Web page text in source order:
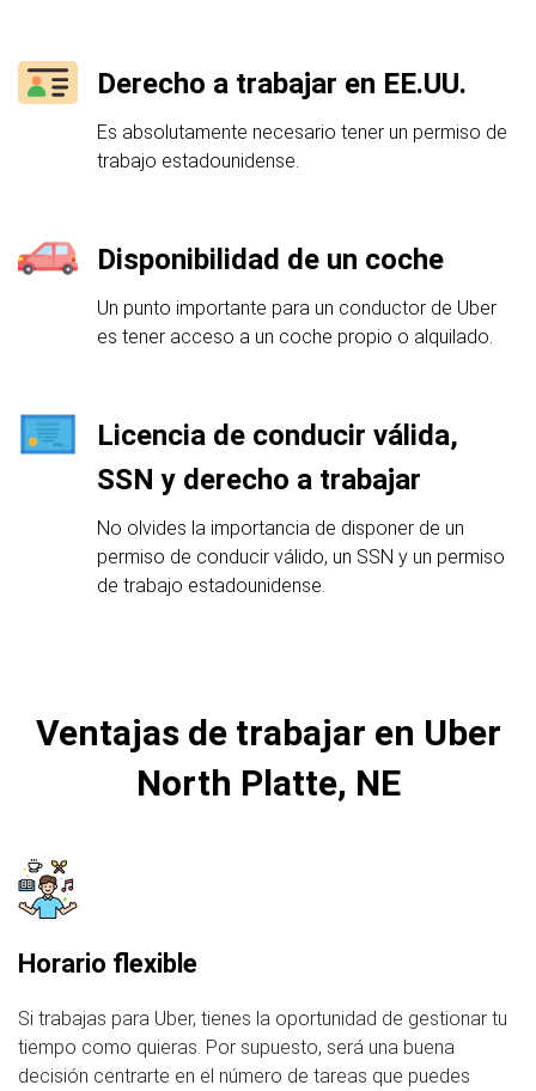
Derecho a trabajar en EE.UU.
Es absolutamente necesario tener un permiso de
trabajo estadounidense.
Disponibilidad de un coche
Un punto importante para un conductor de Uber
es tener acceso a un coche propio o alquilado.
Licencia de conducir válida,
SSN y derecho a trabajar
No olvides la importancia de disponer de un
permiso de conducir válido, un SSN y un permiso
de trabajo estadounidense.
Ventajas de trabajar en Uber
North Platte, NE
Horario flexible
Si trabajas para Uber, tienes la oportunidad de gestionar tu
tiempo como quieras. Por supuesto, será una buena
decisión centrarte en el número de tareas que puedes